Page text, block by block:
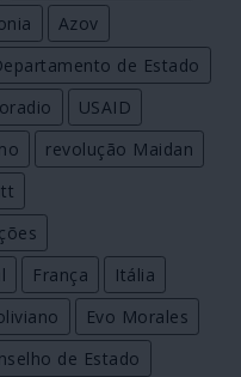
Azov
de Estado
USAID
revolução Maidan
França
Itália
Evo Morales
de Estado